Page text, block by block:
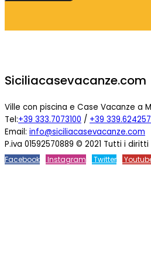
Siciliacasevacanze.com
Ville con piscina e Case Vacanze a
Tel:+39 333.7073100 / +39
Email: info@siciliacasevacanze.com
P.iva 01592570889 © 2021 Tutti i
Facebook Instagram Twitter